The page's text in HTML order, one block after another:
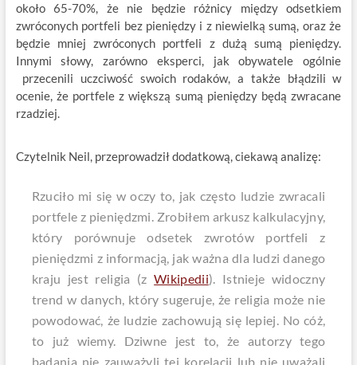
około 65-70%, że nie będzie różnicy między odsetkiem
zwróconych portfeli bez pieniędzy i z niewielką sumą, oraz że
będzie mniej zwróconych portfeli z dużą sumą pieniędzy.
Innymi słowy, zarówno eksperci, jak obywatele ogólnie
przecenili uczciwość swoich rodaków, a także błądzili w
ocenie, że portfele z większą sumą pieniędzy będą zwracane
rzadziej.
Czytelnik Neil, przeprowadził dodatkową, ciekawą analizę:
Rzuciło mi się w oczy to, jak często ludzie zwracali
portfele z pieniędzmi. Zrobiłem arkusz kalkulacyjny,
który porównuje odsetek zwrotów portfeli z
pieniędzmi z informacją, jak ważna dla ludzi danego
kraju jest religia (zWikipedii). Istnieje widoczny
trend w danych, który sugeruje, że religia może nie
powodować, że ludzie zachowują się lepiej. No cóż,
to już wiemy. Dziwne jest to, że autorzy tego
badania nie zauważyli tej korelacji lub nie uważali